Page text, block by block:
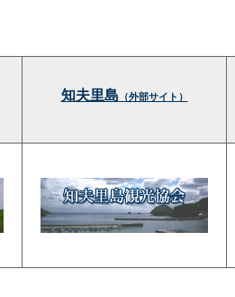
知夫里島 （外部サイト）